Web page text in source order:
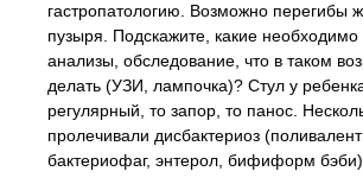
гастропатологию. Возможно перегибы
пузыря. Подскажите, какие необходимо
анализы, обследование, что в таком
делать (УЗИ, лампочка)? Стул у
регулярный, то запор, то панос.
пролечивали дисбактериоз
бактериофаг, энтерол, бифиформ